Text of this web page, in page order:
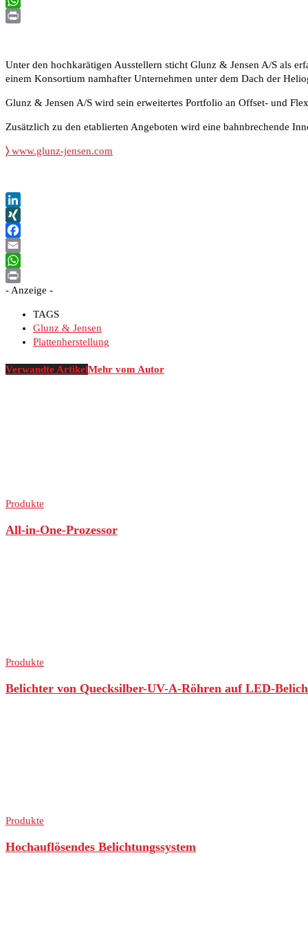
WhatsApp
Unter den hochkarätigen Ausstellern sticht Glunz & Jensen A/S als
einem Konsortium namhafter Unternehmen unter dem Dach der
Glunz & Jensen A/S wird sein erweitertes Portfolio an Offset- und
Zusätzlich zu den etablierten Angeboten wird eine bahnbrechende
〉 www.glunz-jensen.com
LinkedIn
XING
Facebook
Email
WhatsApp
Print
- Anzeige -
TAGS
Glunz & Jensen
Plattenherstellung
Verwandte ArtikelMehr vom Autor
Produkte
All-in-One-Prozessor
Produkte
Belichter von Quecksilber-UV-A-Röhren auf LED-
Produkte
Hochauflösendes Belichtungssystem